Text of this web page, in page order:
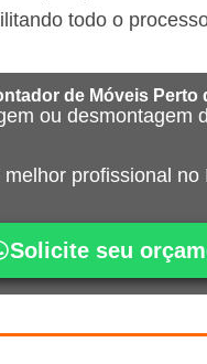
todo o
de Móveis Perto
ou desmontagem
melhor profissional no
Solicite seu